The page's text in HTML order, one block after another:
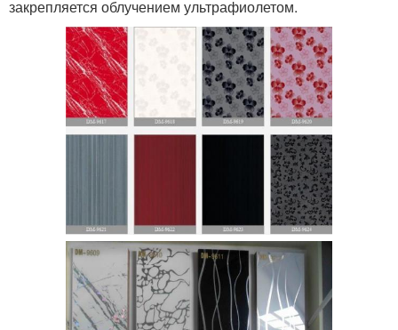
закрепляется облучением ультрафиолетом.